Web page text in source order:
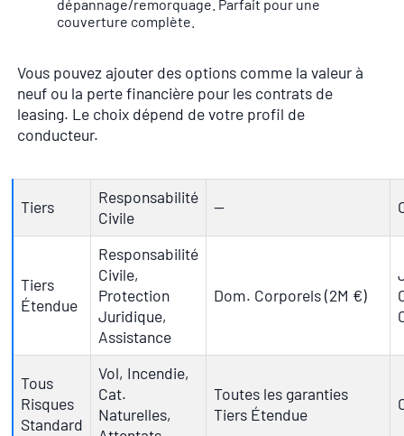
dépannage/remorquage. Parfait pour une
couverture complète.
Vous pouvez ajouter des options comme la valeur à
neuf ou la perte financière pour les contrats de
leasing. Le choix dépend de votre profil de
conducteur.
Tiers
Responsabilité
Civile
—
Tiers
Étendue
Responsabilité
Civile,
Protection
Juridique,
Assistance
Dom. Corporels (2M €)
Tous
Risques
Standard
Vol, Incendie,
Cat.
Naturelles,
Toutes les garanties
Tiers Étendue